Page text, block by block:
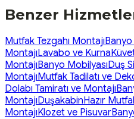
Benzer
Mutfak Tezgahı MontajıBanyo
MontajıLavabo ve Kurna
MontajıBanyo MobilyasıDuş
MontajıMutfak Tadilatı ve
Dolabı Tamiratı ve Montajı
MontajıDuşakabinHazır
MontajıKlozet ve Pisuvar